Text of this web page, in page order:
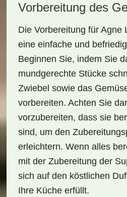
Vorbereitung des
Die Vorbereitung für Agne
eine einfache und
Beginnen Sie, indem Sie
mundgerechte Stücke
Zwiebel sowie das
vorbereiten. Achten Sie
vorzubereiten, dass sie
sind, um den
erleichtern. Wenn alles
mit der Zubereitung der
sich auf den köstlichen
Ihre Küche erfüllt.